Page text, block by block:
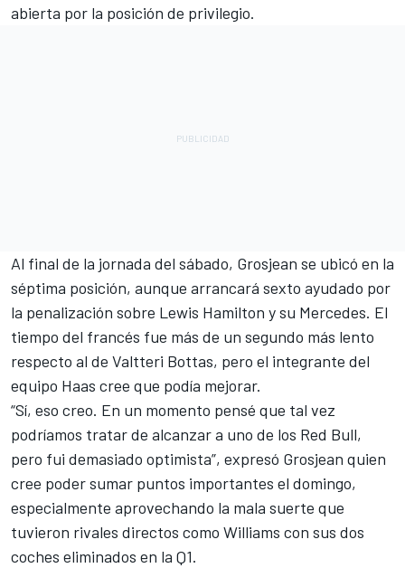
abierta por la posición de privilegio.
Al final de la jornada del sábado, Grosjean se ubicó en la
séptima posición, aunque arrancará sexto ayudado por
la penalización sobre Lewis Hamilton y su Mercedes. El
tiempo del francés fue más de un segundo más lento
respecto al de Valtteri Bottas, pero el integrante del
equipo Haas cree que podía mejorar.
“Sí, eso creo. En un momento pensé que tal vez
podríamos tratar de alcanzar a uno de los Red Bull,
pero fui demasiado optimista”, expresó Grosjean quien
cree poder sumar puntos importantes el domingo,
especialmente aprovechando la mala suerte que
tuvieron rivales directos como Williams con sus dos
coches eliminados en la Q1.